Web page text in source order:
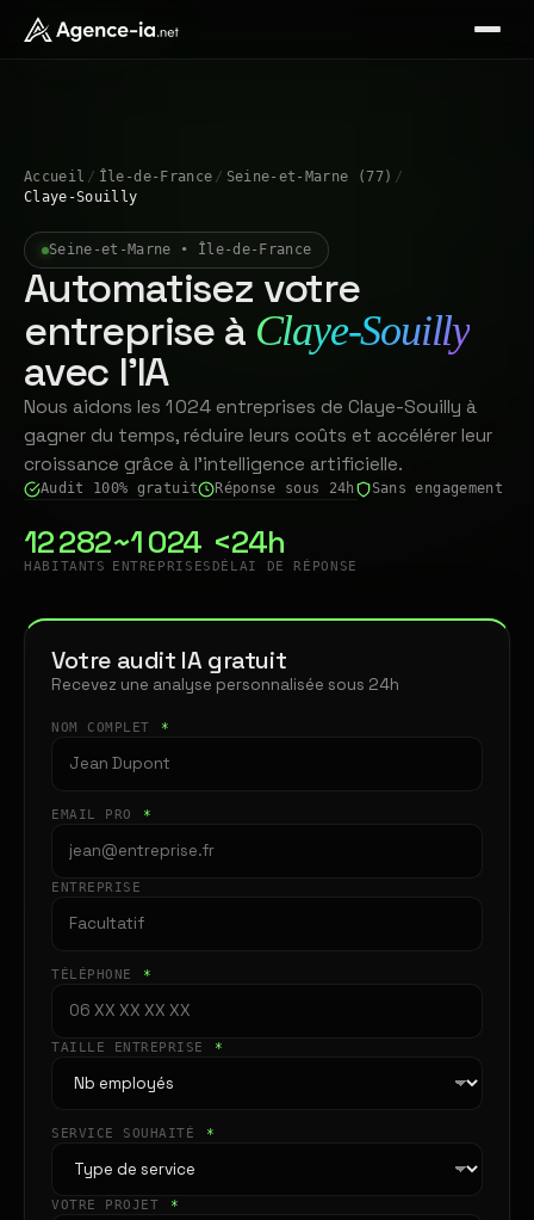
Accueil / Île-de-France / Seine-et-Marne (77) /
Claye-Souilly
Seine-et-Marne • Île-de-France
Automatisez votre
entreprise à Claye-Souilly
avec l'IA
Nous aidons les 1 024 entreprises de Claye-Souilly à
gagner du temps, réduire leurs coûts et accélérer leur
croissance grâce à l'intelligence artificielle.
Audit 100% gratuit Réponse sous 24h Sans engagement
12 282
HABITANTS
~1 024
ENTREPRISES
<24h
DÉLAI DE RÉPONSE
Votre audit IA gratuit
Recevez une analyse personnalisée sous 24h
NOM COMPLET *
EMAIL PRO *
ENTREPRISE
TÉLÉPHONE *
TAILLE ENTREPRISE *
SERVICE SOUHAITÉ *
VOTRE PROJET *